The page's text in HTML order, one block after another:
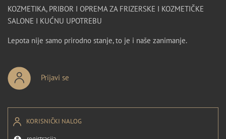
KOZMETIKA, PRIBOR I OPREMA ZA FRIZERSKE I KOZMETIČKE
SALONE I KUĆNU UPOTREBU
Lepota nije samo prirodno stanje, to je i naše zanimanje.
Prijavi se
KORISNIČKI NALOG